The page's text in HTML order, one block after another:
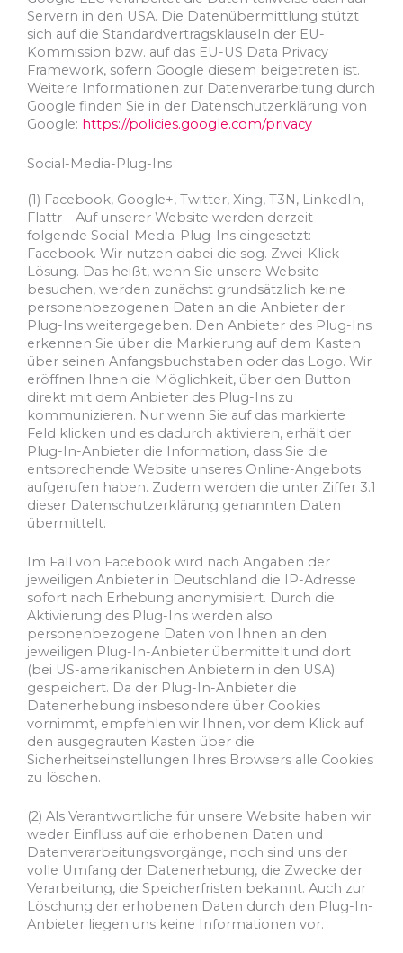
Servern in den USA. Die Datenübermittlung stützt
sich auf die Standardvertragsklauseln der EU-
Kommission bzw. auf das EU-US Data Privacy
Framework, sofern Google diesem beigetreten ist.
Weitere Informationen zur Datenverarbeitung durch
Google finden Sie in der Datenschutzerklärung von
Google: https://policies.google.com/privacy
Social-Media-Plug-Ins
(1) Facebook, Google+, Twitter, Xing, T3N, LinkedIn,
Flattr – Auf unserer Website werden derzeit
folgende Social-Media-Plug-Ins eingesetzt:
Facebook. Wir nutzen dabei die sog. Zwei-Klick-
Lösung. Das heißt, wenn Sie unsere Website
besuchen, werden zunächst grundsätzlich keine
personenbezogenen Daten an die Anbieter der
Plug-Ins weitergegeben. Den Anbieter des Plug-Ins
erkennen Sie über die Markierung auf dem Kasten
über seinen Anfangsbuchstaben oder das Logo. Wir
eröffnen Ihnen die Möglichkeit, über den Button
direkt mit dem Anbieter des Plug-Ins zu
kommunizieren. Nur wenn Sie auf das markierte
Feld klicken und es dadurch aktivieren, erhält der
Plug-In-Anbieter die Information, dass Sie die
entsprechende Website unseres Online-Angebots
aufgerufen haben. Zudem werden die unter Ziffer 3.1
dieser Datenschutzerklärung genannten Daten
übermittelt.
Im Fall von Facebook wird nach Angaben der
jeweiligen Anbieter in Deutschland die IP-Adresse
sofort nach Erhebung anonymisiert. Durch die
Aktivierung des Plug-Ins werden also
personenbezogene Daten von Ihnen an den
jeweiligen Plug-In-Anbieter übermittelt und dort
(bei US-amerikanischen Anbietern in den USA)
gespeichert. Da der Plug-In-Anbieter die
Datenerhebung insbesondere über Cookies
vornimmt, empfehlen wir Ihnen, vor dem Klick auf
den ausgegrauten Kasten über die
Sicherheitseinstellungen Ihres Browsers alle Cookies
zu löschen.
(2) Als Verantwortliche für unsere Website haben wir
weder Einfluss auf die erhobenen Daten und
Datenverarbeitungsvorgänge, noch sind uns der
volle Umfang der Datenerhebung, die Zwecke der
Verarbeitung, die Speicherfristen bekannt. Auch zur
Löschung der erhobenen Daten durch den Plug-In-
Anbieter liegen uns keine Informationen vor.